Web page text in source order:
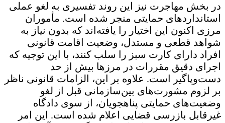
در بخش مهاجرت نیز این روند تفسیری به لغو عملی
استانداردهای حمایتی منجر شده است. مأموران
مرزی اکنون این اختیار را یافته‌اند که بدون نیاز به
شواهد قطعی و مستدل، وضعیت اقامت قانونی
افراد دارای کارت سبز را سلب کنند، با این توجیه که
اجرای دقیق مقررات در مرزها بیش از حد
دست‌وپاگیر است. علاوه بر این، الزامات قانونی ناظر
بر لزوم مشورت‌های بین‌سازمانی قبل از لغو
وضعیت‌های حمایتی پناهجویان، از سوی دادگاه
غیرقابل بازرسی قضایی اعلام شده است. این امر